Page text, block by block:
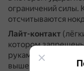
ограничений силы.
отсчитываются
Лайт-контакт
котором
руками и ногами.
выше, чем в фулл-